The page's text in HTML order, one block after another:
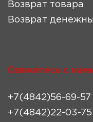
Возврат товара
Возврат
Свяжитесь с
+7(4842)56-69-57
+7(4842)22-03-75